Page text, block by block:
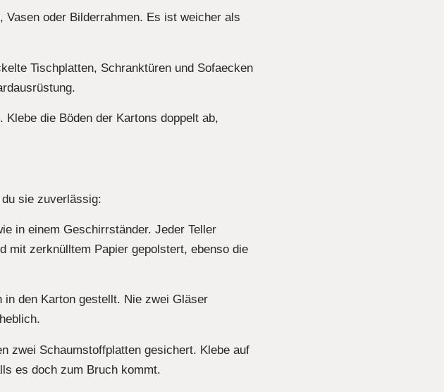
oder Bilderrahmen. Es ist weicher als
Tischplatten, Schranktüren und Sofaecken
die Böden der Kartons doppelt ab,
sie zuverlässig:
in einem Geschirrständer. Jeder Teller
mit zerknülltem Papier gepolstert, ebenso die
den Karton gestellt. Nie zwei Gläser
zwei Schaumstoffplatten gesichert. Klebe auf
es doch zum Bruch kommt.